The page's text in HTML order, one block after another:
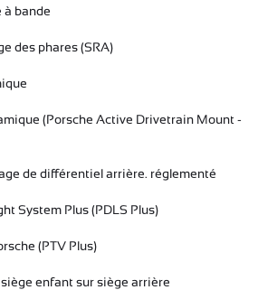
à bande
des phares (SRA)
(Porsche Active Drivetrain Mount -
de différentiel arrière. réglementé
System Plus (PDLS Plus)
(PTV Plus)
enfant sur siège arrière